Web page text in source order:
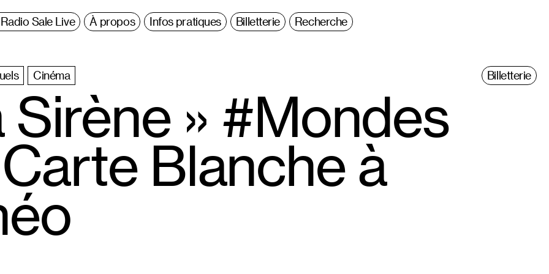
Sale Live À propos Infos pratiques Billetterie Recherche
Cinéma Billetterie
Sirène » #Mondes
Blanche à